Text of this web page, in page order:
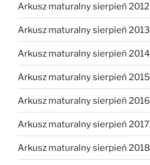
Arkusz maturalny sierpień 2012
Arkusz maturalny sierpień 2013
Arkusz maturalny sierpień 2014
Arkusz maturalny sierpień 2015
Arkusz maturalny sierpień 2016
Arkusz maturalny sierpień 2017
Arkusz maturalny sierpień 2018